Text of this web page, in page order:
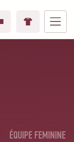
ÉQUIPE FEMININE